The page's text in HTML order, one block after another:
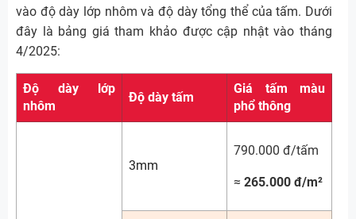
vào độ dày lớp nhôm và độ dày tổng thể của tấm. Dưới
đây là bảng giá tham khảo được cập nhật vào tháng
4/2025:
Độ dày lớp
nhôm
Độ dày tấm
Giá tấm màu
phổ thông
3mm
790.000 đ/tấm
≈ 265.000 đ/m²